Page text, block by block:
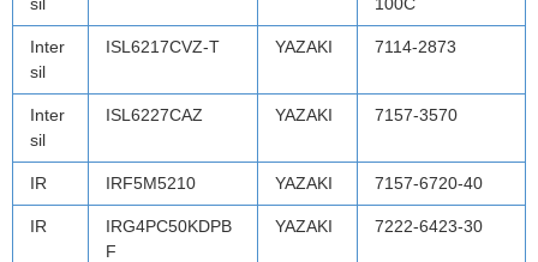
Inter
sil
ISL6217CVZ-T YAZAKI 7114-2873
Inter
sil
ISL6227CAZ YAZAKI 7157-3570
IR IRF5M5210 YAZAKI 7157-6720-40
IR
IRG4PC50KDPB
F
YAZAKI 7222-6423-30